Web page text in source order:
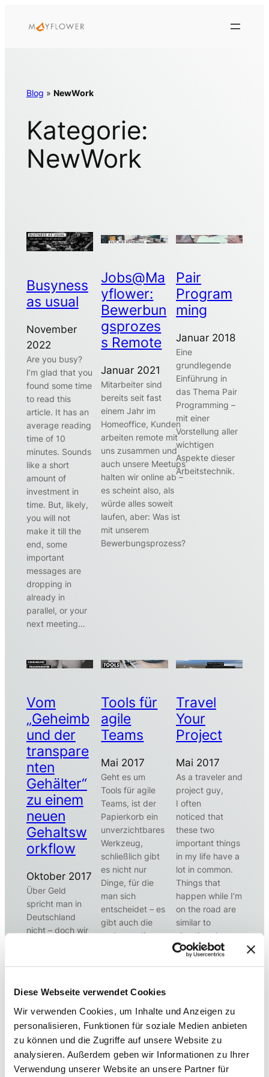
Diese Webseite verwendet Cookies
Wir verwenden Cookies, um Inhalte und Anzeigen zu
personalisieren, Funktionen für soziale Medien anbieten
zu können und die Zugriffe auf unsere Website zu
analysieren. Außerdem geben wir Informationen zu Ihrer
Verwendung unserer Website an unsere Partner für
Inhalt
Blog » NewWork
Kategorie:
NewWork
Busyness
as usual
November
2022
Are you busy?
I’m glad that you
found some time
to read this
article. It has an
average reading
time of 10
minutes. Sounds
like a short
amount of
investment in
time. But, likely,
you will not
make it till the
end, some
important
messages are
dropping in
already in
parallel, or your
next meeting…
Jobs@Ma
yflower:
Bewerbun
gsprozes
s Remote
Januar 2021
Mitarbeiter sind
bereits seit fast
einem Jahr im
Homeoffice, Kunden
arbeiten remote mit
uns zusammen und
auch unsere Meetups
halten wir online ab –
es scheint also, als
würde alles soweit
laufen, aber: Was ist
mit unserem
Bewerbungsprozess?
Pair
Program
ming
Januar 2018
Eine
grundlegende
Einführung in
das Thema Pair
Programming –
mit einer
Vorstellung aller
wichtigen
Aspekte dieser
Arbeitstechnik.
Vom
„Geheimb
und der
transpare
nten
Gehälter“
zu einem
neuen
Gehaltsw
orkflow
Oktober 2017
Über Geld
spricht man in
Deutschland
nicht – doch wir
Geheimbund der
Gehälter
gewagt, unseren
Workflow
komplett
umzukrempeln.
Tools für
agile
Teams
Mai 2017
Geht es um
Tools für agile
Teams, ist der
Papierkorb ein
unverzichtbares
Werkzeug,
schließlich gibt
es nicht nur
Dinge, für die
man sich
entscheidet – es
gibt auch die
anderen, die
lässt. Doch das
vernünftiger
Werkzeugkasten
muss ordentlich
gefüllt sein.
Natürlich kann
Travel
Your
Project
Mai 2017
As a traveler and
project guy,
I often
noticed that
these two
important things
in my life have a
lot in common.
Things that
happen while I’m
on the road are
similar to
situations I
observe in my
project I often
think about
similar situations
I had on…